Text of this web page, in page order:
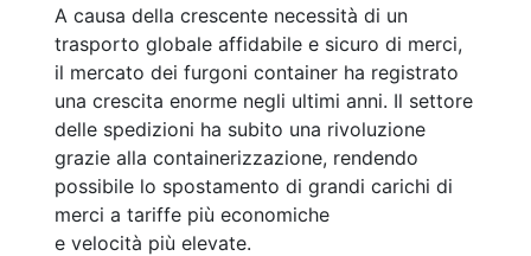
A causa della crescente necessità di un
trasporto globale affidabile e sicuro di merci,
il mercato dei furgoni container ha registrato
una crescita enorme negli ultimi anni. Il settore
delle spedizioni ha subito una rivoluzione
grazie alla containerizzazione, rendendo
possibile lo spostamento di grandi carichi di
merci a tariffe più economiche
e velocità più elevate.